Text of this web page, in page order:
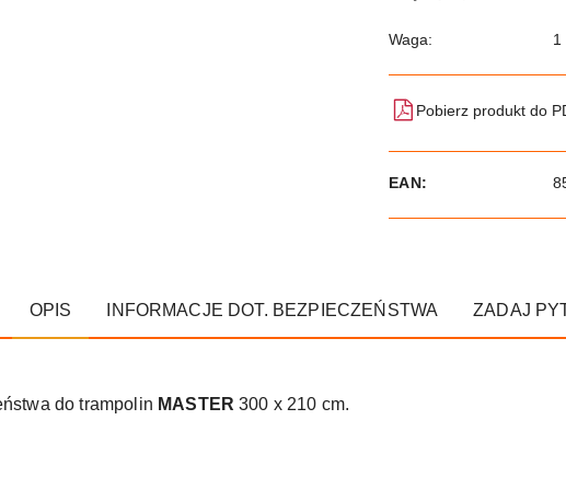
Waga: 1
Pobierz produkt do
EAN:
OPIS INFORMACJE DOT. BEZPIECZEŃSTWA ZADAJ
do trampolin MASTER300 x 210 cm.